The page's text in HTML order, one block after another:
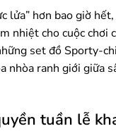
lửa” hơn bao giờ
nhiệt cho cuộc chơi
set đồ Sporty-
nhòa ranh giới giữa
tuần lễ